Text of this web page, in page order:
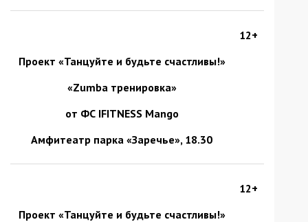
Проект «Танцуйте и будьте счастливы!»
«Zumba тренировка»
от ФС IFITNESS Mango
Амфитеатр парка «Заречье», 18.30
12+
Проект «Танцуйте и будьте счастливы!»
12+